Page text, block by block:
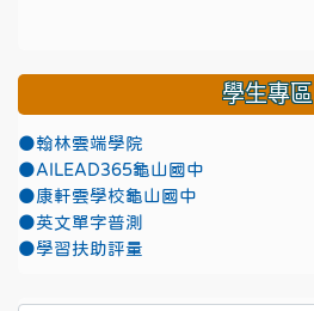
學生專區
●翰林雲端學院
●AILEAD365龜山國中
●康軒雲學校龜山國中
●英文單字普測
●學習扶助評量